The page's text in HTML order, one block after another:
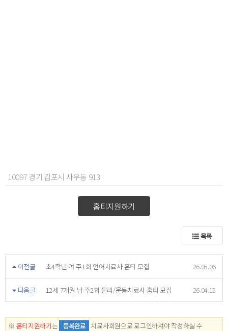
10097 경기 김포시 사우동 913
홈티지원하기
목록
이전글 초4학년 여 주1회 언어치료사 홈티 모집 26.05.06
다음글 12세 7개월 남 주2회 물리/운동치료사 홈티 모집 26.04.15
※ 홈티지원하기는 등록완료 치료사회원으로 로그인하셔야 작성하실 수